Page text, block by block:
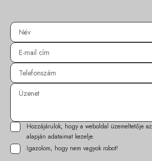
Hozzájárulok, hogy a weboldal üzemeltetője az
alapján adataimat kezelje.
Igazolom, hogy nem vagyok robot!